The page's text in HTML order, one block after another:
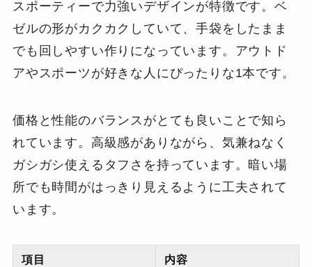
スポーティーで力強いデザインが特徴です。ベ
ゼルの形がカクカクしていて、手袋をしたまま
でも回しやすい作りになっています。アウトド
アやスポーツが好きな人にぴったりな1本です。
価格と性能のバランスがとても良いことで知ら
れています。高級感がありながら、気兼ねなく
ガシガシ使えるタフさを持っています。暗い場
所でも時間がはっきり見えるように工夫されて
います。
項目 内容